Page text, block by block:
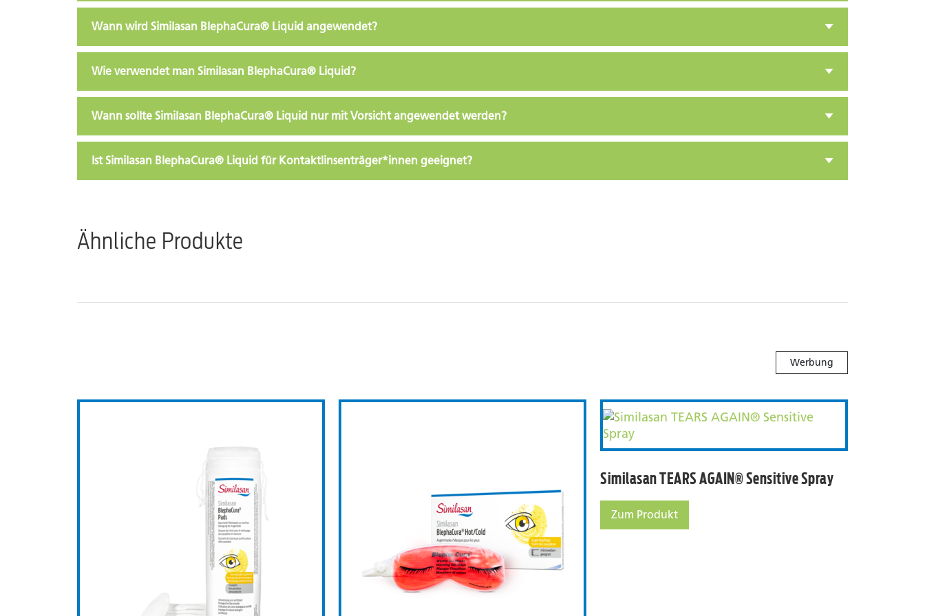
Wann wird Similasan BlephaCura® Liquid angewendet?
Wie verwendet man Similasan BlephaCura® Liquid?
Wann sollte Similasan BlephaCura® Liquid nur mit Vorsicht angewendet werden?
Ist Similasan BlephaCura® Liquid für Kontaktlinsenträger*innen geeignet?
Ähnliche Produkte
Werbung
Similasan BlephaCura® Pads Similasan BlephaCura® Hot/Cold Augenmaske
Similasan TEARS AGAIN® Sensitive Spray
Similasan TEARS AGAIN® Sensitive Spray
Zum Produkt